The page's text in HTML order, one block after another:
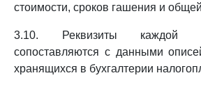
стоимости, сроков гашения и
3.10. Реквизиты каждой
сопоставляются с данными
хранящихся в бухгалтерии